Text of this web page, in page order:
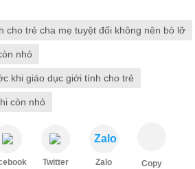
cho trẻ cha mẹ tuyệt đối không nên bỏ lỡ
nhỏ
khi giáo dục giới tính cho trẻ
còn nhỏ
Twitter
Zalo
Zalo Copy